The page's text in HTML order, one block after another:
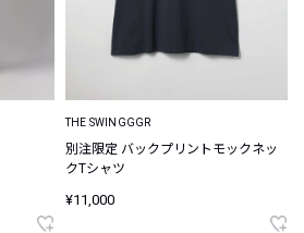
THE SWINGGGR
別注限定 バックプリントモックネッ
クTシャツ
¥11,000